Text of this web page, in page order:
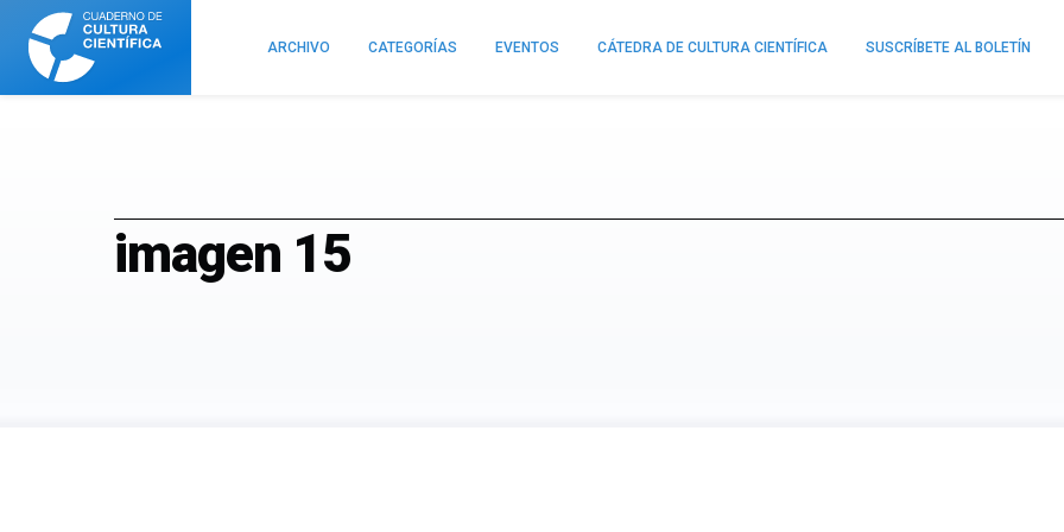
Cuaderno
Cultura
Científica
ARCHIVO CATEGORÍAS EVENTOS CÁTEDRA DE CULTURA CIENTÍFICA SUSCRÍBETE AL BOLETÍN
imagen 15